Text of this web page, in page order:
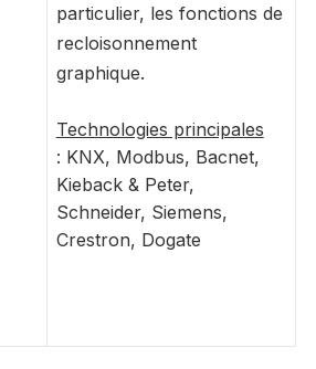
particulier, les fonctions de
recloisonnement
graphique.
Technologies principales
: KNX, Modbus, Bacnet,
Kieback & Peter,
Schneider, Siemens,
Crestron, Dogate